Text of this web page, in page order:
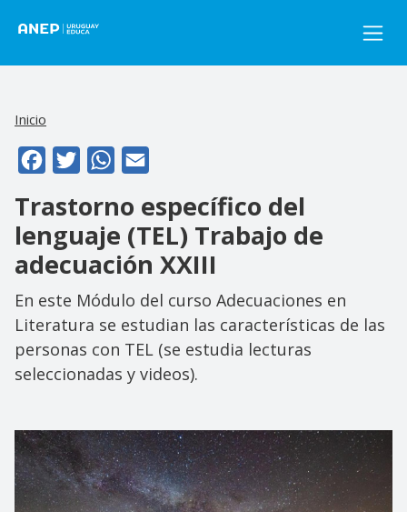
Inicio
FacebookTwitterWhatsApp
Trastorno específico del
lenguaje (TEL) Trabajo de
adecuación XXIII
En este Módulo del curso Adecuaciones en
Literatura se estudian las características de las
personas con TEL (se estudia lecturas
seleccionadas y videos).